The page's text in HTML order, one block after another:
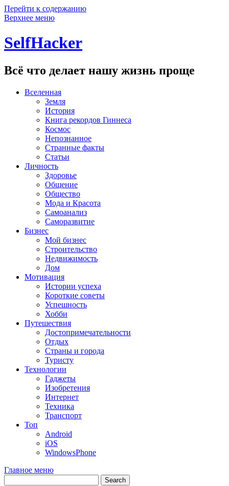
Перейти к содержанию
Верхнее меню
SelfHacker
Всё что делает нашу жизнь проще
Вселенная
Земля
История
Книга рекордов Гиннеса
Космос
Непознанное
Странные факты
Статьи
Личность
Здоровье
Общение
Общество
Мода и Красота
Самоанализ
Саморазвитие
Бизнес
Мой бизнес
Строительство
Недвижимость
Дом
Мотивация
Истории успеха
Короткие советы
Успешность
Хобби
Путешествия
Достопримечательности
Отдых
Страны и города
Туристу
Технологии
Гаджеты
Изобретения
Интернет
Техника
Транспорт
Топ
Android
iOS
WindowsPhone
Главное меню